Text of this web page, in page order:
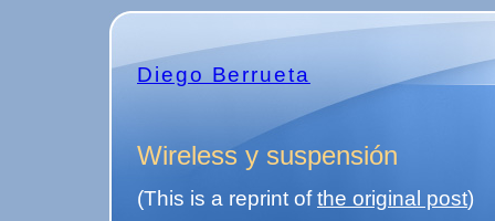
Diego Berrueta
Wireless y suspensión
(This is a reprint ofthe original post)